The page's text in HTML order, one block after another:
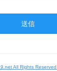
All Rights